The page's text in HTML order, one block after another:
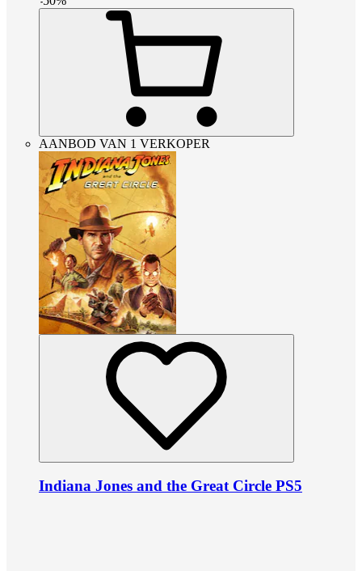
AANBOD VAN 1 VERKOPER
Indiana Jones and the Great Circle PS5